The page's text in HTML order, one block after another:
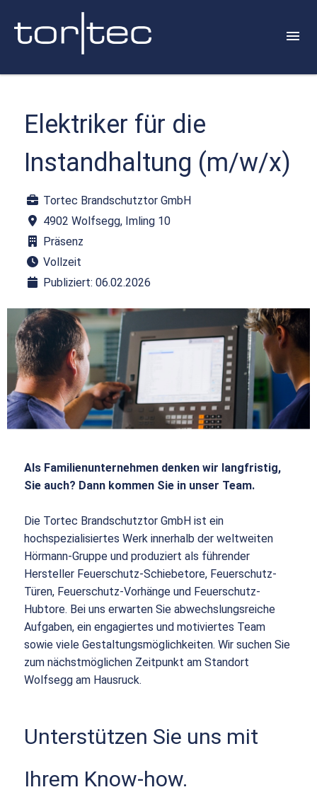
Elektriker für die
Instandhaltung (m/w/x)
Tortec Brandschutztor GmbH
4902 Wolfsegg, Imling 10
Präsenz
Vollzeit
Publiziert: 06.02.2026
Als Familienunternehmen denken wir langfristig,
Sie auch? Dann kommen Sie in unser Team.
Die Tortec Brandschutztor GmbH ist ein
hochspezialisiertes Werk innerhalb der weltweiten
Hörmann-Gruppe und produziert als führender
Hersteller Feuerschutz-Schiebetore, Feuerschutz-
Türen, Feuerschutz-Vorhänge und Feuerschutz-
Hubtore. Bei uns erwarten Sie abwechslungsreiche
Aufgaben, ein engagiertes und motiviertes Team
sowie viele Gestaltungsmöglichkeiten. Wir suchen Sie
zum nächstmöglichen Zeitpunkt am Standort
Wolfsegg am Hausruck.
Unterstützen Sie uns mit
Ihrem Know-how.